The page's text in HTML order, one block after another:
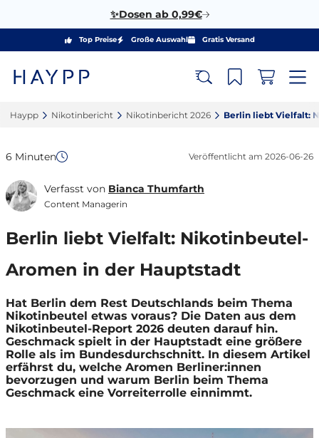
✨Dosen ab 0,99€
Top Preise Große Auswahl Gratis Versand
Haypp‎ Nikotinbericht‎ Nikotinbericht 2026‎ Berlin liebt Vielfalt:
6 Minuten Veröffentlicht am 2026-06-26
Verfasst von Bianca Thumfarth
Content Managerin
Berlin liebt Vielfalt: Nikotinbeutel-
Aromen in der Hauptstadt
Hat Berlin dem Rest Deutschlands beim Thema
Nikotinbeutel etwas voraus? Die Daten aus dem
Nikotinbeutel-Report 2026 deuten darauf hin.
Geschmack spielt in der Hauptstadt eine größere
Rolle als im Bundesdurchschnitt. In diesem Artikel
erfährst du, welche Aromen Berliner:innen
bevorzugen und warum Berlin beim Thema
Geschmack eine Vorreiterrolle einnimmt.